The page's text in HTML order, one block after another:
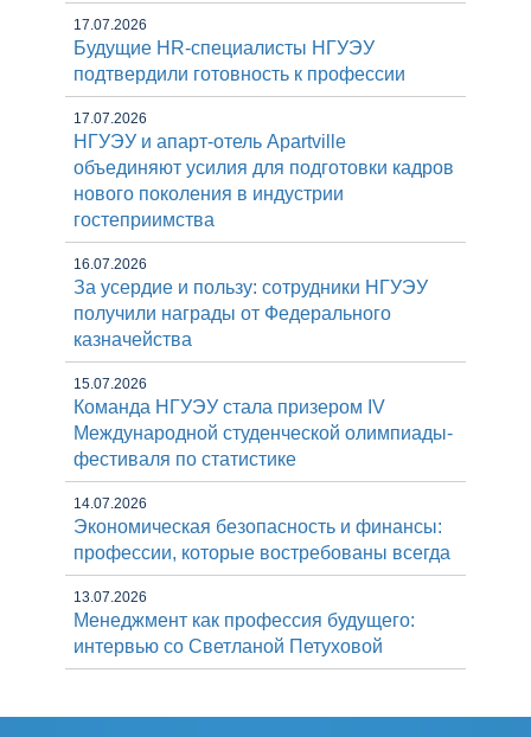
17.07.2026
Будущие HR-специалисты НГУЭУ
подтвердили готовность к профессии
17.07.2026
НГУЭУ и апарт-отель Apartville
объединяют усилия для подготовки кадров
нового поколения в индустрии
гостеприимства
16.07.2026
За усердие и пользу: сотрудники НГУЭУ
получили награды от Федерального
казначейства
15.07.2026
Команда НГУЭУ стала призером IV
Международной студенческой олимпиады-
фестиваля по статистике
14.07.2026
Экономическая безопасность и финансы:
профессии, которые востребованы всегда
13.07.2026
Менеджмент как профессия будущего:
интервью со Светланой Петуховой